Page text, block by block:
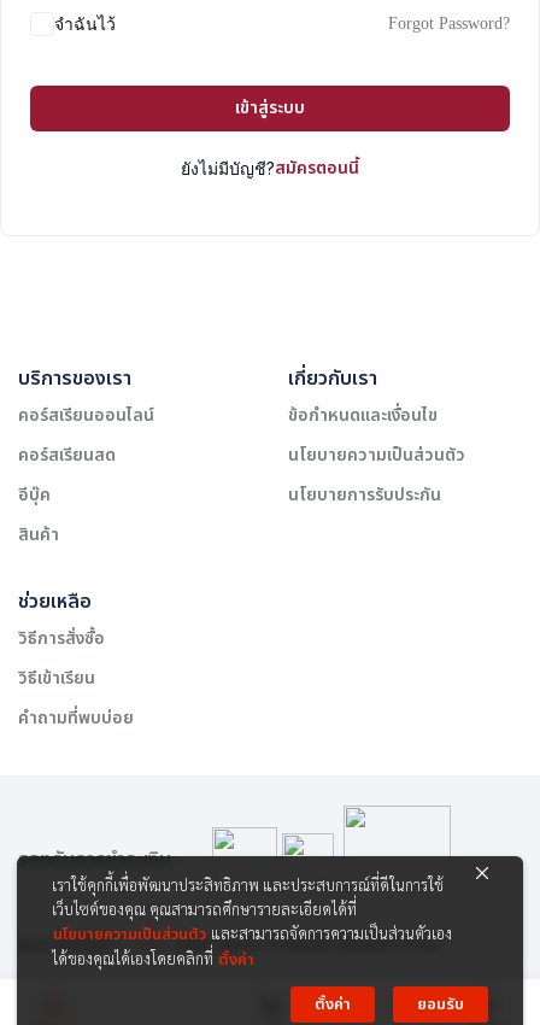
จำฉันไว้ Forgot Password?
เข้าสู่ระบบ
ยังไม่มีบัญชี?สมัครตอนนี้
บริการของเรา
คอร์สเรียนออนไลน์
คอร์สเรียนสด
อีบุ๊ค
สินค้า
เกี่ยวกับเรา
ข้อกำหนดและเงื่อนไข
นโยบายความเป็นส่วนตัว
นโยบายการรับประกัน
ช่วยเหลือ
วิธีการสั่งซื้อ
วิธีเข้าเรียน
คำถามที่พบบ่อย
สงวนลิขสิทธิ์ © 2565 บริษัท สยาม เคาเซิลลิ่ง เซ็นเตอร์ จำกัด
รองรับการชำระเงิน:
เราใช้คุกกี้เพื่อพัฒนาประสิทธิภาพ และประสบการณ์ที่ดีในการใช้
เว็บไซต์ของคุณ คุณสามารถศึกษารายละเอียดได้ที่
นโยบายความเป็นส่วนตัว และสามารถจัดการความเป็นส่วนตัวเอง
ได้ของคุณได้เองโดยคลิกที่ ตั้งค่า
ตั้งค่า
ยอมรับ